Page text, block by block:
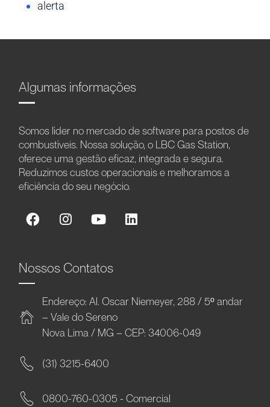
alerta
Algumas informações
Somos líder no mercado de software para postos de
combustíveis. Nossa solução, o LBC Gas Station,
oferece uma gestão eficaz, integrada e segura.
Reduzimos custos operacionais e melhoramos a
eficiência do seu negócio.
Nossos Contatos
Endereço: Al. Oscar Niemeyer, 288 / 5º andar
– Vale do Sereno
Nova Lima / MG – CEP: 34006-049
(31) 3215-6400
0800-760-0305 - Comercial